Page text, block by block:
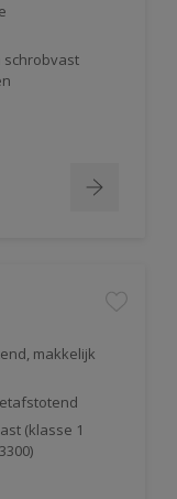
schrobvast
makkelijk
(klasse 1